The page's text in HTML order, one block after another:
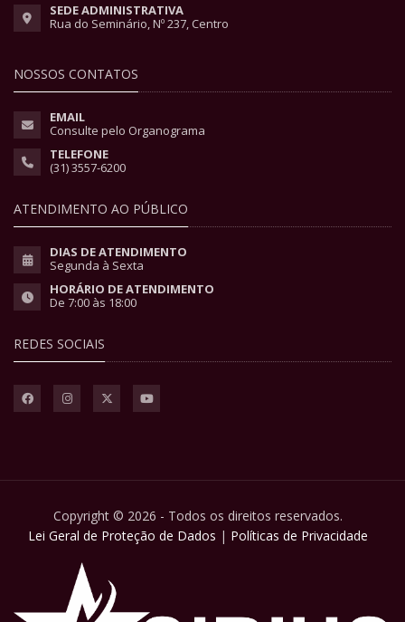
SEDE ADMINISTRATIVA
Rua do Seminário, Nº 237, Centro
NOSSOS CONTATOS
EMAIL
Consulte pelo Organograma
TELEFONE
(31) 3557-6200
ATENDIMENTO AO PÚBLICO
DIAS DE ATENDIMENTO
Segunda à Sexta
HORÁRIO DE ATENDIMENTO
De 7:00 às 18:00
REDES SOCIAIS
Copyright © 2026 - Todos os direitos reservados.
Lei Geral de Proteção de Dados | Políticas de Privacidade